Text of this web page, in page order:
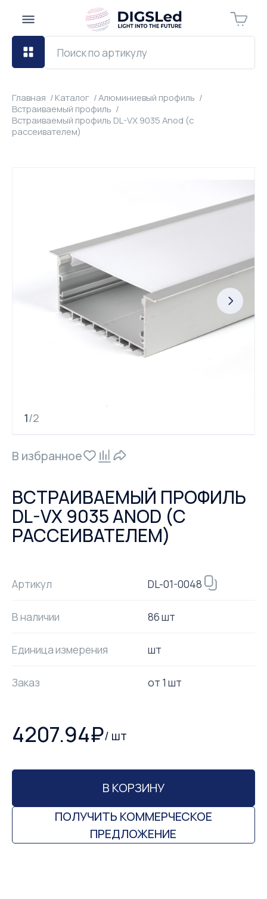
Главная Каталог
Алюминиевый профиль
Встраиваемый профиль
Встраиваемый профиль DL-VX 9035 Anod (с
рассеивателем)
1/2
В избранное
ВСТРАИВАЕМЫЙ ПРОФИЛЬ
DL-VX 9035 ANOD (С
РАССЕИВАТЕЛЕМ)
Артикул DL-01-0048
В наличии 86 шт
Единица измерения шт
Заказ от 1 шт
4207.94₽/ шт
В КОРЗИНУ
ПОЛУЧИТЬ КОММЕРЧЕСКОЕ
ПРЕДЛОЖЕНИЕ